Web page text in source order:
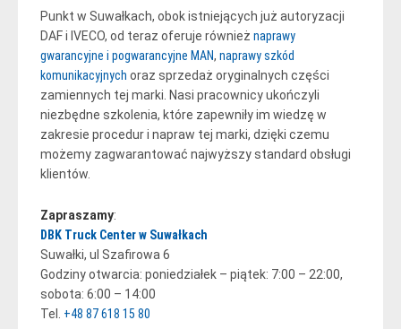
Punkt w Suwałkach, obok istniejących już autoryzacji
DAF i IVECO, od teraz oferuje również naprawy
gwarancyjne i pogwarancyjne MAN, naprawy szkód
komunikacyjnych oraz sprzedaż oryginalnych części
zamiennych tej marki. Nasi pracownicy ukończyli
niezbędne szkolenia, które zapewniły im wiedzę w
zakresie procedur i napraw tej marki, dzięki czemu
możemy zagwarantować najwyższy standard obsługi
klientów.
Zapraszamy:
DBK Truck Center w Suwałkach
Suwałki, ul Szafirowa 6
Godziny otwarcia: poniedziałek – piątek: 7:00 – 22:00,
sobota: 6:00 – 14:00
Tel. +48 87 618 15 80